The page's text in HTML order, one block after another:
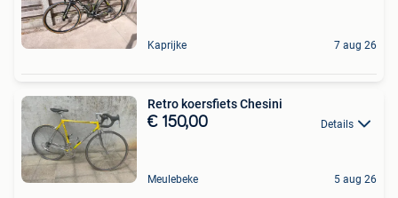
Kaprijke 7 aug 26
Retro koersfiets Chesini
€ 150,00 Details
Meulebeke 5 aug 26